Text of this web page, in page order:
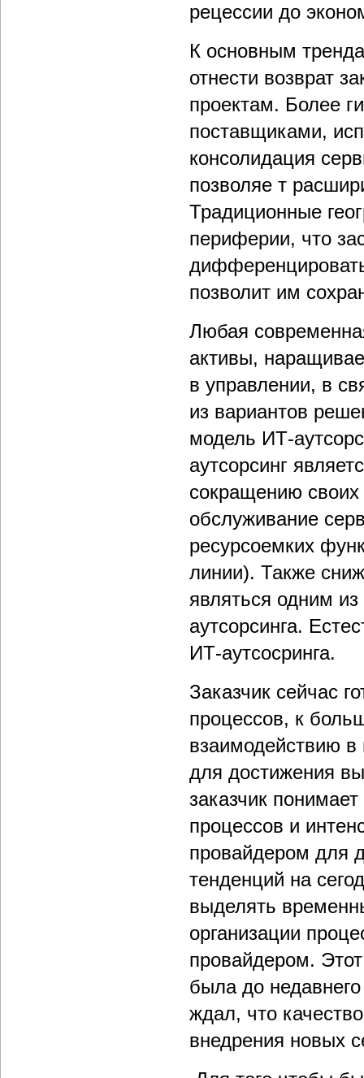
рецессии до
К основным
отнести возврат
проектам. Более
поставщиками,
консолидация
позволяе т
Традиционные
периферии, что
позволит им
Любая
активы,
в управлении, в
из вариантов
модель ИТ-
аутсорсинг
сокращению своих
обслуживание
ресурсоемких
линии). Также
являться одним
аутсорсинга.
ИТ-аутсосринга.
Заказчик сейчас
процессов, к
взаимодействию в
для достижения
заказчик
процессов и
провайдером для
тенденций на
выделять
организации
провайдером.
была до
ждал, что
внедрения новых